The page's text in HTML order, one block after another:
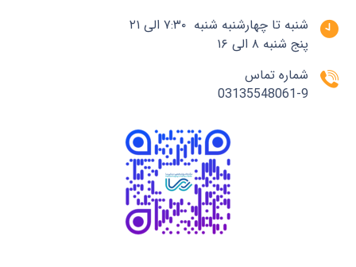
شنبه تا چهارشنبه شنبه ۷:۳۰ الی ۲۱
پنج شنبه ۸ الی ۱۶
شماره تماس
03135548061-9